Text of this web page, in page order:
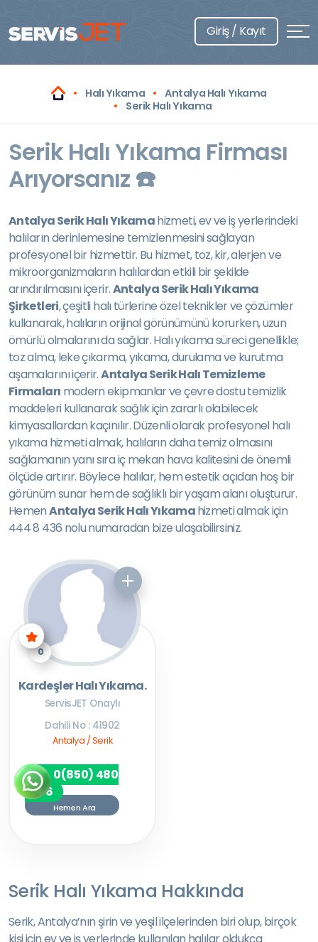
Giriş / Kayıt
Halı Yıkama
Antalya Halı Yıkama
Serik Halı Yıkama
Serik Halı Yıkama Firması
Arıyorsanız ☎️
Antalya Serik Halı Yıkamahizmeti, ev ve iş yerlerindeki
halıların derinlemesine temizlenmesini sağlayan
profesyonel bir hizmettir. Bu hizmet, toz, kir, alerjen ve
mikroorganizmaların halılardan etkili bir şekilde
arındırılmasını içerir.Antalya Serik Halı Yıkama
Şirketleri, çeşitli halı türlerine özel teknikler ve çözümler
kullanarak, halıların orijinal görünümünü korurken, uzun
ömürlü olmalarını da sağlar. Halı yıkama süreci genellikle;
toz alma, leke çıkarma, yıkama, durulama ve kurutma
aşamalarını içerir.Antalya Serik Halı Temizleme
Firmaları modern ekipmanlar ve çevre dostu temizlik
maddeleri kullanarak sağlık için zararlı olabilecek
kimyasallardan kaçınılır. Düzenli olarak profesyonel halı
yıkama hizmeti almak, halıların daha temiz olmasını
sağlamanın yanı sıra iç mekan hava kalitesini de önemli
ölçüde artırır. Böylece halılar, hem estetik açıdan hoş bir
görünüm sunar hem de sağlıklı bir yaşam alanı oluşturur.
HemenAntalya Serik Halı Yıkamahizmeti almak için
444 8 436 nolu numaradan bize ulaşabilirsiniz.
0
Kardeşler Halı Yıkama.
ServisJET Onaylı
Dahili No : 41902
Antalya / Serik
0(850) 480
7256
Hemen Ara
Serik Halı Yıkama Hakkında
Serik, Antalya’nın şirin ve yeşil ilçelerinden biri olup, birçok